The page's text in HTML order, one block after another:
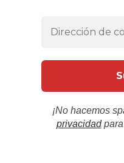
¡No hacemos
privacidadpara